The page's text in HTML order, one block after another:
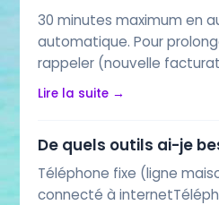
30 minutes maximum en
automatique. Pour
rappeler (nouvelle
Lire la suite →
De quels outils ai-je
Téléphone fixe (ligne
connecté à